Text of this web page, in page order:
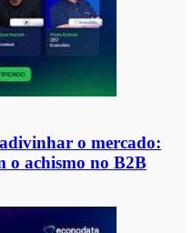
o mercado:
o achismo no B2B